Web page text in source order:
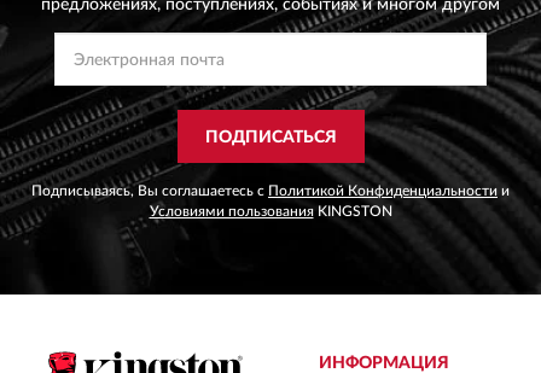
предложениях, поступлениях, событиях и многом другом
ПОДПИСАТЬСЯ
Подписываясь, Вы соглашаетесь с Политикой Конфиденциальности и
Условиями пользованияKINGSTON
ИНФОРМАЦИЯ